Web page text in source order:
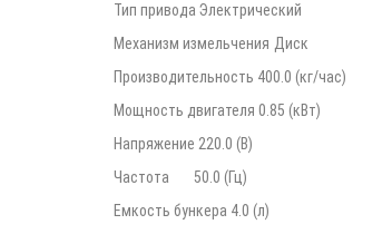
Тип привода Электрический
Механизм измельчения Диск
Производительность 400.0 (кг/час)
Мощность двигателя 0.85 (кВт)
Напряжение 220.0 (В)
Частота
50.0 (Гц)
Емкость бункера 4.0 (л)